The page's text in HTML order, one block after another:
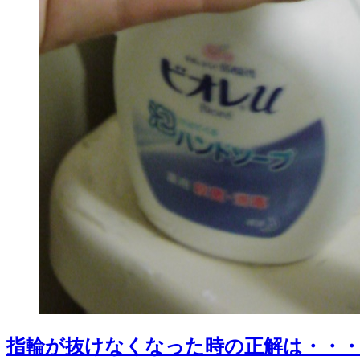
指輪が抜けなくなった時の正解は・・・